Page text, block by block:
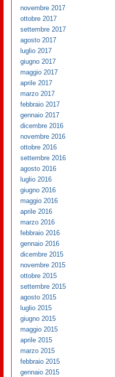
novembre 2017
ottobre 2017
settembre 2017
agosto 2017
luglio 2017
giugno 2017
maggio 2017
aprile 2017
marzo 2017
febbraio 2017
gennaio 2017
dicembre 2016
novembre 2016
ottobre 2016
settembre 2016
agosto 2016
luglio 2016
giugno 2016
maggio 2016
aprile 2016
marzo 2016
febbraio 2016
gennaio 2016
dicembre 2015
novembre 2015
ottobre 2015
settembre 2015
agosto 2015
luglio 2015
giugno 2015
maggio 2015
aprile 2015
marzo 2015
febbraio 2015
gennaio 2015